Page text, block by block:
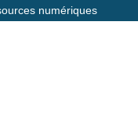
numériques